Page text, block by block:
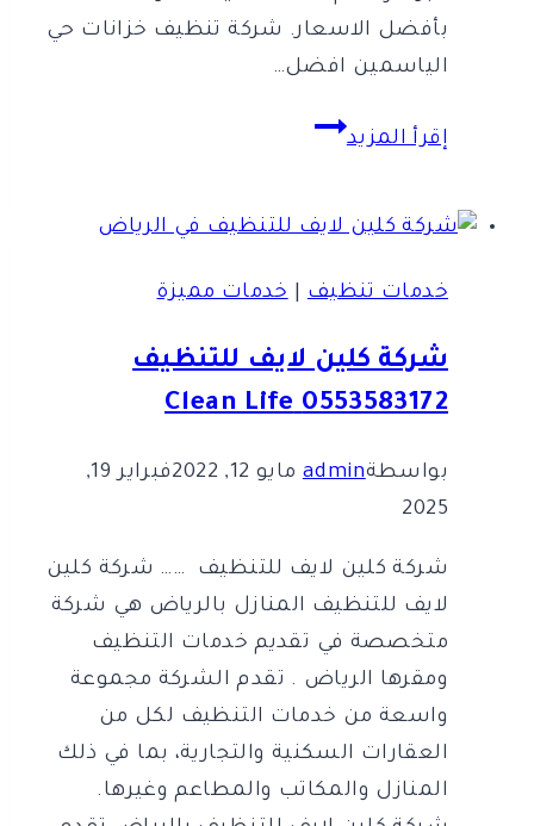
بأفضل الاسعار. شركة تنظيف خزانات حي
الياسمين افضل…
إقرأ المزيد
ما
10
خزانات
بالرياض
خدمات تنظيف|خدمات مميزة
شركة كلين لايف للتنظيف
0553583172 Clean Life
بواسطةadmin مايو 12, 2022
فبراير 19,
2025
شركة كلين لايف للتنظيف …… شركة كلين
لايف للتنظيف المنازل بالرياض هي شركة
متخصصة في تقديم خدمات التنظيف
ومقرها الرياض . تقدم الشركة مجموعة
واسعة من خدمات التنظيف لكل من
العقارات السكنية والتجارية، بما في ذلك
المنازل والمكاتب والمطاعم وغيرها.